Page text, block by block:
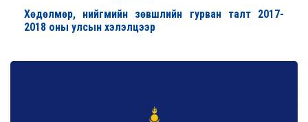
Хөдөлмөр, нийгмийн зөвшлийн гурван талт 2017-
2018 оны улсын хэлэлцээр